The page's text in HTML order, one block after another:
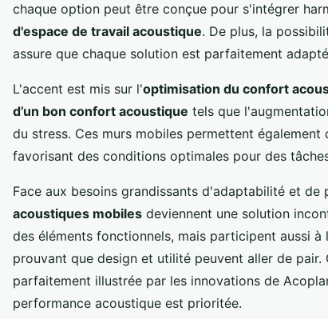
chaque option peut être conçue pour s'intégrer
d'espace de travail acoustique. De plus, la
assure que chaque solution est parfaitement
L'accent est mis sur l'optimisation du confort
d’un bon confort acoustique tels que
du stress. Ces murs mobiles permettent également
favorisant des conditions optimales pour des
Face aux besoins grandissants d'adaptabilité et de
acoustiques mobiles deviennent une solution
des éléments fonctionnels, mais participent aussi à
prouvant que design et utilité peuvent aller de
parfaitement illustrée par les innovations de
performance acoustique est prioritée.